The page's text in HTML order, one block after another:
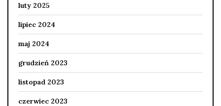
luty 2025
lipiec 2024
maj 2024
grudzień 2023
listopad 2023
czerwiec 2023